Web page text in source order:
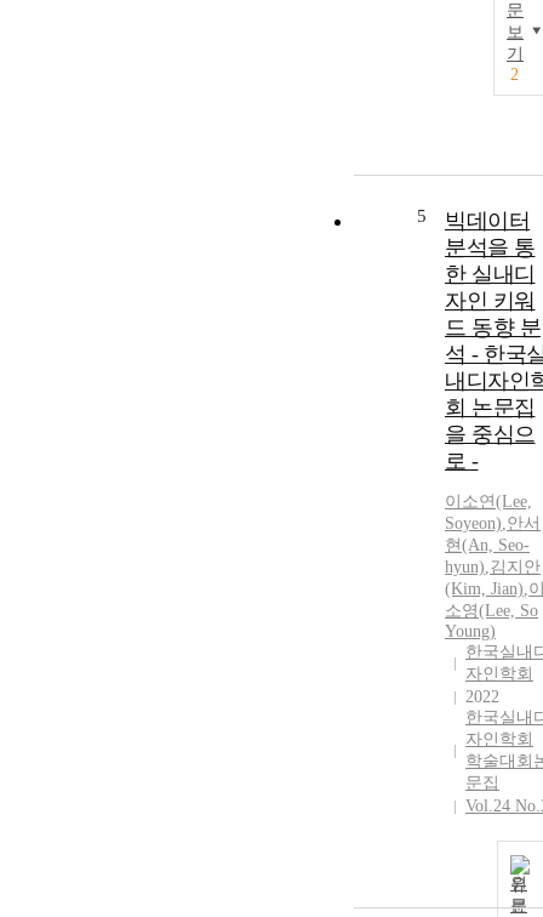
문
보
기
2
5
빅데이터
분석을 통
한 실내디
자인 키워
드 동향 분
석 - 한국
내디자인
회 논문집
을 중심으
로 -
이소연(Lee,
Soyeon),안서
현(An, Seo-
hyun),김지안
(Kim, Jian),
소영(Lee, So
Young)
한국실내
자인학회
2022
한국실내
자인학회
학술대회
문집
Vol.24
원
문